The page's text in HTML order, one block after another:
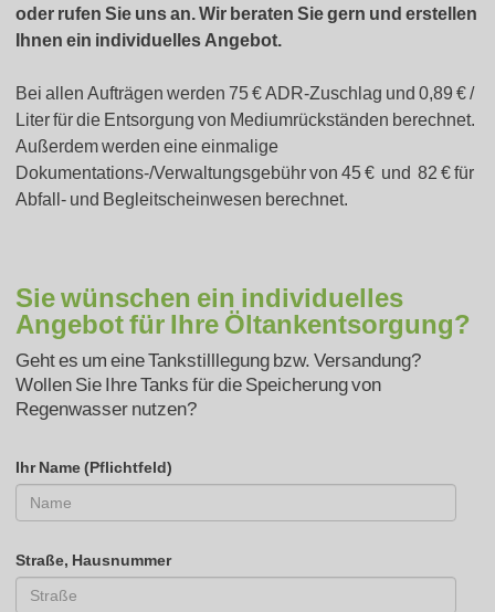
oder rufen Sie uns an. Wir beraten Sie gern und erstellen
Ihnen ein individuelles Angebot.
Bei allen Aufträgen werden 75 € ADR-Zuschlag und 0,89 € /
Liter für die Entsorgung von Mediumrückständen berechnet.
Außerdem werden eine einmalige
Dokumentations-/Verwaltungsgebühr von 45 € und 82 € für
Abfall- und Begleitscheinwesen berechnet.
Sie wünschen ein individuelles
Angebot für Ihre Öltankentsorgung?
Geht es um eine Tankstilllegung bzw. Versandung?
Wollen Sie Ihre Tanks für die Speicherung von
Regenwasser nutzen?
Ihr Name (Pflichtfeld)
Straße, Hausnummer